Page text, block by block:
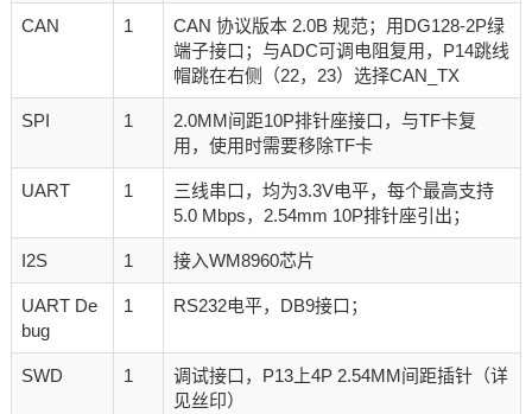
CAN 1
CAN 协议版本 2.0B 规范；用DG128-2P绿
端子接口；与ADC可调电阻复用，P14跳线
帽跳在右侧（22，23）选择CAN_TX
SPI 1
2.0MM间距10P排针座接口，与TF卡复
用，使用时需要移除TF卡
UART 1
三线串口，均为3.3V电平，每个最高支持
5.0 Mbps，2.54mm 10P排针座引出；
I2S 1 接入WM8960芯片
UART De
bug
1 RS232电平，DB9接口；
SWD 1
调试接口，P13上4P 2.54MM间距插针（详
见丝印）